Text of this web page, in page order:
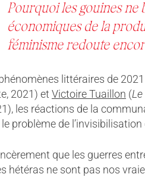
Pourquoi les gouines ne
économiques de la
féminisme redoute
littéraires de
2021) et Victoire Tuaillon (
les réactions de la
problème de
que les guerres
hétéras ne sont pas nos